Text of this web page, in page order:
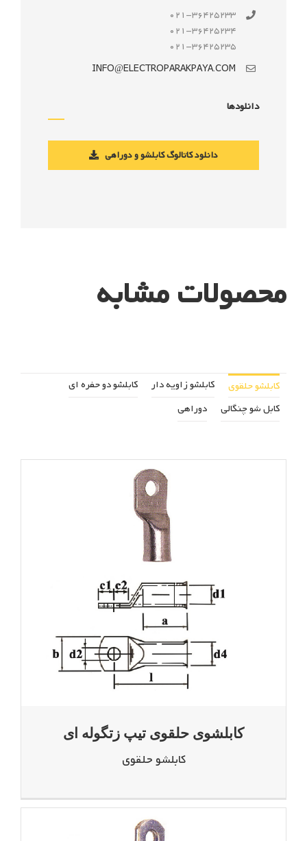
021-36425233
021-36425234
021-36425235
INFO@ELECTROPARAKPAYA.COM
دانلودها
دانلود کاتالوگ کابلشو و دوراهی
محصولات مشابه
کابلشو حلقوی کابلشو زاویه دار
کابلشو دو حفره ای
کابل شو چنگالی
دوراهی
کابلشوی حلقوی تیپ زتگوله ای
کابلشو حلقوی